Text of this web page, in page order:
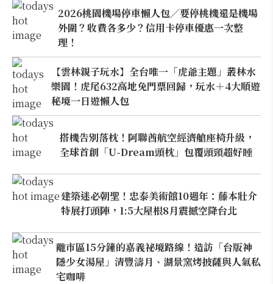
2026桃園機場停車懶人包／要停桃機還是機場
外圍？收費各多少？信用卡停車優惠一次整
理！
【雲林親子玩水】全台唯一「虎爺主題」叢林水
樂園！虎尾632高地免門票回歸，玩水＋4大順遊
秘境一日遊懶人包
搭機告別落枕！阿聯酋航空經濟艙座椅升級，
全球首創「U-Dream頭枕」包覆頭頸超好睡
建築迷必朝聖！忠泰美術館10週年：藤本壯介
特展打頭陣，1:5大屋根8月震撼空降台北
離市區15分鐘的嘉義祕境路線！造訪「台版神
隱少女湯屋」清豐濤月、湖景窯烤披薩與人氣私
宅咖啡